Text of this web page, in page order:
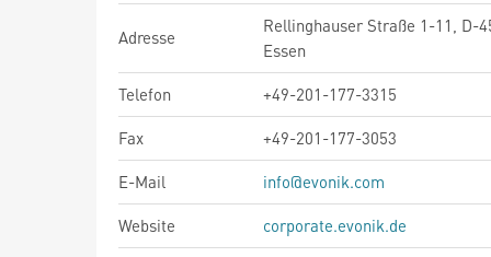
Adresse
Rellinghauser Straße 1-11, D-
Essen
Telefon
+49-201-177-3315
Fax
+49-201-177-3053
E-Mail
info@evonik.com
Website
corporate.evonik.de